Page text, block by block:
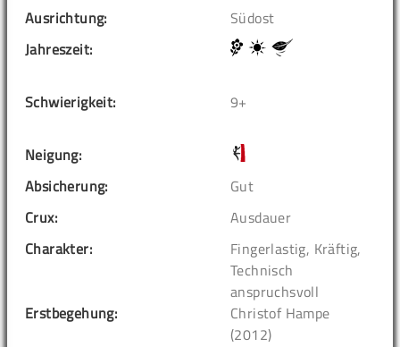
Ausrichtung:
Südost
Jahreszeit:
Schwierigkeit: 9+
Neigung:
Absicherung:
Gut
Crux:
Ausdauer
Charakter:
Fingerlastig, Kräftig,
Technisch
anspruchsvoll
Erstbegehung:
Christof Hampe
(2012)